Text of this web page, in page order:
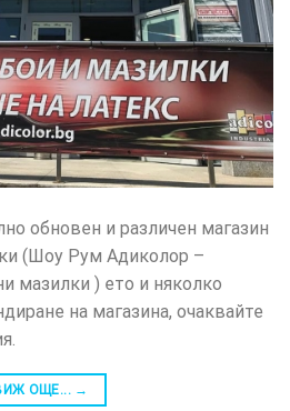
обновен и различен магазин
(Шоу Рум Адиколор –
мазилки ) ето и няколко
на магазина, очаквайте
ОЩЕ... →